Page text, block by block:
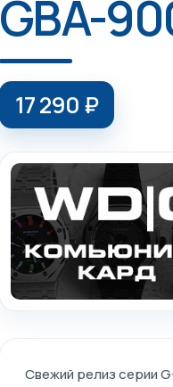
GBA-
17 290 ₽
Свежий релиз серии